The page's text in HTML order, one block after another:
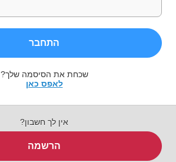
התחבר
שכחת את הסיסמה שלך?
לאפס כאן
אין לך חשבון?
הרשמה